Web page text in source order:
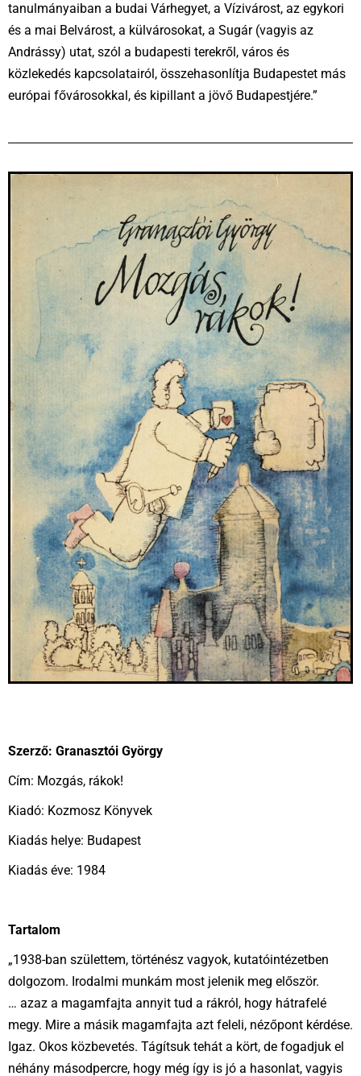
tanulmányaiban a budai Várhegyet, a Vízivárost, az egykori
és a mai Belvárost, a külvárosokat, a Sugár (vagyis az
Andrássy) utat, szól a budapesti terekről, város és
közlekedés kapcsolatairól, összehasonlítja Budapestet más
európai fővárosokkal, és kipillant a jövő Budapestjére.”
Szerző: Granasztói György
Cím: Mozgás, rákok!
Kiadó: Kozmosz Könyvek
Kiadás helye: Budapest
Kiadás éve: 1984
Tartalom
„1938-ban születtem, történész vagyok, kutatóintézetben
dolgozom. Irodalmi munkám most jelenik meg először.
… azaz a magamfajta annyit tud a rákról, hogy hátrafelé
megy. Mire a másik magamfajta azt feleli, nézőpont kérdése.
Igaz. Okos közbevetés. Tágítsuk tehát a kört, de fogadjuk el
néhány másodpercre, hogy még így is jó a hasonlat, vagyis